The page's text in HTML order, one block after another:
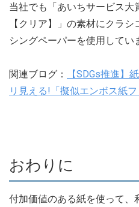
当社でも「あいちサービス
【クリア】」の素材にクラ
シングペーパーを使用してい
関連ブログ：
【SDGs推進】
リ見える!「擬似エンボス紙
おわりに
付加価値のある紙を使って、